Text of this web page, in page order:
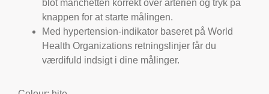
blot manchetten korrekt over arterien og tryk på
knappen for at starte målingen.
Med hypertension-indikator baseret på World
Health Organizations retningslinjer får du
værdifuld indsigt i dine målinger.